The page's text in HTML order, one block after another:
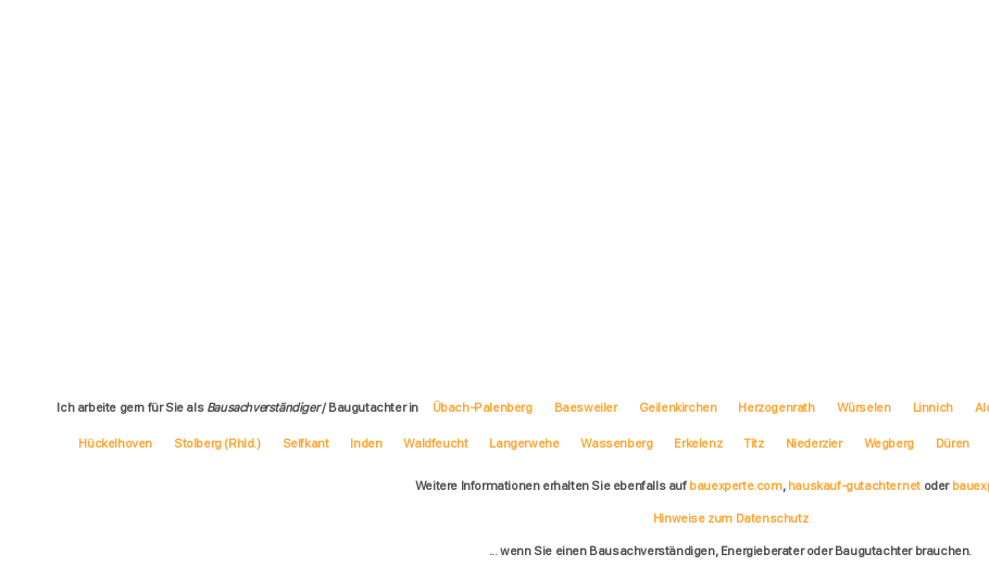
Ich arbeite gern für Sie als Bausachverständiger/ Baugutachter in Übach-Palenberg Baesweiler Geilenkirchen Herzogenrath Würselen Linnich
Hückelhoven Stolberg (Rhld.) Selfkant Inden Waldfeucht Langerwehe Wassenberg Erkelenz Titz Niederzier Wegberg Düren
Weitere Informationen erhalten Sie ebenfalls auf bauexperte.com, hauskauf-gutachter.net oder
Hinweise zum Datenschutz
... wenn Sie einen Bausachverständigen, Energieberater oder Baugutachter brauchen.